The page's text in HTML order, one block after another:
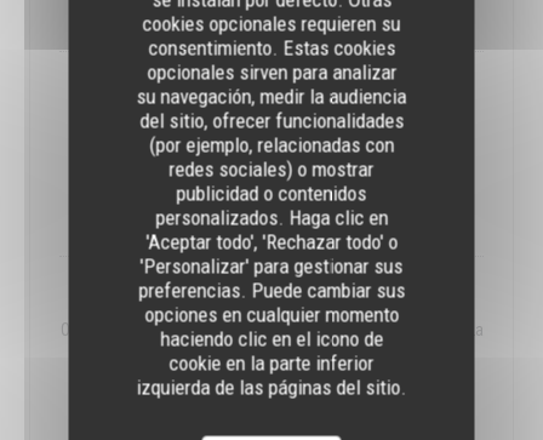
cookies opcionales requieren su
consentimiento. Estas cookies
opcionales sirven para analizar
su navegación, medir la audiencia
del sitio, ofrecer funcionalidades
(por ejemplo, relacionadas con
redes sociales) o mostrar
publicidad o contenidos
personalizados. Haga clic en
'Aceptar todo', 'Rechazar todo' o
'Personalizar' para gestionar sus
preferencias. Puede cambiar sus
opciones en cualquier momento
haciendo clic en el icono de
cookie en la parte inferior
izquierda de las páginas del sitio.
8,00 EUR
DANDY DES BAS FONDS
Poire Rhubarbe Canelle par la Maison SPECHT à Mantes La
Jolie
8,00 EUR
25cl
YOGI DETENDU
Orange Carotte Gingembre Par la Maison SPECHT à Mantes La
Jolie
25CL